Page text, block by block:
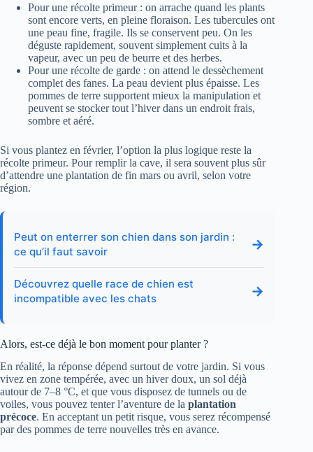
Pour une récolte primeur : on arrache quand les plants
sont encore verts, en pleine floraison. Les tubercules ont
une peau fine, fragile. Ils se conservent peu. On les
déguste rapidement, souvent simplement cuits à la
vapeur, avec un peu de beurre et des herbes.
Pour une récolte de garde : on attend le dessèchement
complet des fanes. La peau devient plus épaisse. Les
pommes de terre supportent mieux la manipulation et
peuvent se stocker tout l’hiver dans un endroit frais,
sombre et aéré.
Si vous plantez en février, l’option la plus logique reste la
récolte primeur. Pour remplir la cave, il sera souvent plus sûr
d’attendre une plantation de fin mars ou avril, selon votre
région.
Peut on enterrer son chien dans son jardin :
ce qu’il faut savoir
→
Découvrez quelle race de chien est
incompatible avec les chats
→
Alors, est-ce déjà le bon moment pour planter ?
En réalité, la réponse dépend surtout de votre jardin. Si vous
vivez en zone tempérée, avec un hiver doux, un sol déjà
autour de 7–8 °C, et que vous disposez de tunnels ou de
voiles, vous pouvez tenter l’aventure de la plantation
précoce. En acceptant un petit risque, vous serez récompensé
par des pommes de terre nouvelles très en avance.